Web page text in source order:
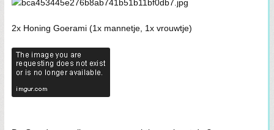
2x Honing Goerami (1x mannetje, 1x vrouwtje)